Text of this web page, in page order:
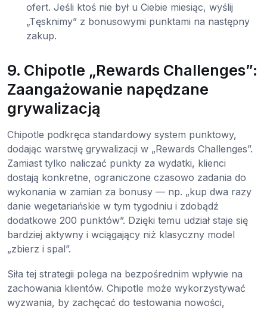
ofert. Jeśli ktoś nie był u Ciebie miesiąc, wyślij
„Tęsknimy” z bonusowymi punktami na następny
zakup.
9. Chipotle „Rewards Challenges”:
Zaangażowanie napędzane
grywalizacją
Chipotle podkręca standardowy system punktowy,
dodając warstwę grywalizacji w „Rewards Challenges”.
Zamiast tylko naliczać punkty za wydatki, klienci
dostają konkretne, ograniczone czasowo zadania do
wykonania w zamian za bonusy — np. „kup dwa razy
danie wegetariańskie w tym tygodniu i zdobądź
dodatkowe 200 punktów”. Dzięki temu udział staje się
bardziej aktywny i wciągający niż klasyczny model
„zbierz i spal”.
Siła tej strategii polega na bezpośrednim wpływie na
zachowania klientów. Chipotle może wykorzystywać
wyzwania, by zachęcać do testowania nowości,